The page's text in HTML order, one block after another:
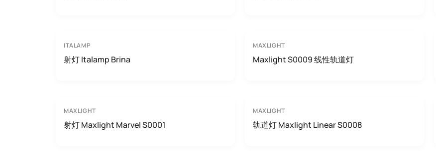
ITALAMP
射灯 Italamp Brina
MAXLIGHT
Maxlight S0009 线性轨道灯
MAXLIGHT
射灯 Maxlight Marvel S0001
MAXLIGHT
轨道灯 Maxlight Linear S0008